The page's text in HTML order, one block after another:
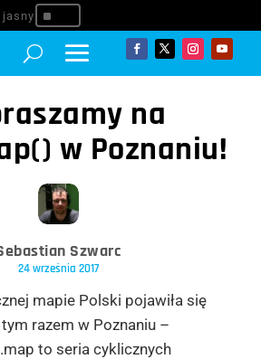
^
na
w Poznaniu!
Szwarc
24 września 2017
mapie Polski pojawiła się
razem w Poznaniu –
to seria cyklicznych